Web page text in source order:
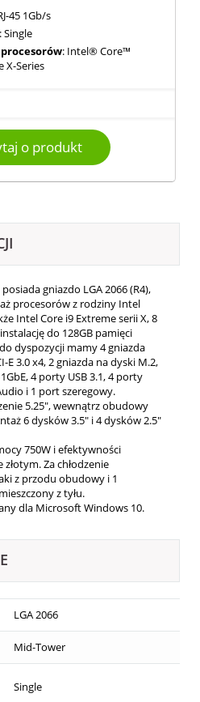
45 1Gb/s
: Single
: Intel® Core™
X-Series
o produkt
gniazdo LGA 2066 (R4),
procesorów z rodziny Intel
Intel Core i9 Extreme serii X, 8
do 128GB pamięci
dyspozycji mamy 4 gniazda
E 3.0 x4, 2 gniazda na dyski M.2,
4 porty USB 3.1, 4 porty
i 1 port szeregowy.
5.25", wewnątrz obudowy
6 dysków 3.5" i 4 dysków 2.5"
750W i efektywności
Za chłodzenie
z przodu obudowy i 1
z tyłu.
dla Microsoft Windows 10.
LGA 2066
Mid-Tower
Single